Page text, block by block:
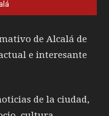
de Alcalá de
e interesante
de la ciudad,